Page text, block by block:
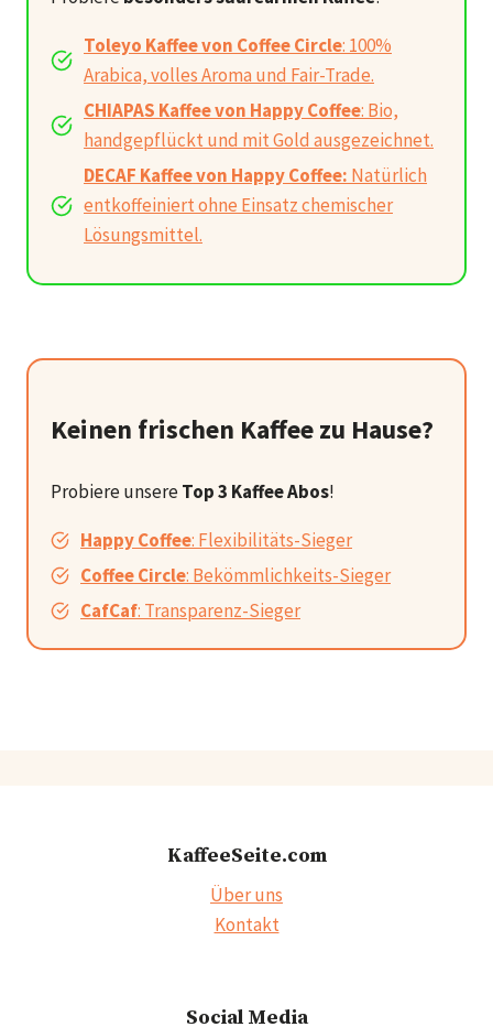
Toleyo Kaffee von Coffee Circle: 100%
Arabica, volles Aroma und Fair-Trade.
CHIAPAS Kaffee von Happy Coffee: Bio,
handgepflückt und mit Gold ausgezeichnet.
DECAF Kaffee von Happy Coffee: Natürlich
entkoffeiniert ohne Einsatz chemischer
Lösungsmittel.
Keinen frischen Kaffee zu Hause?
Probiere unsereTop 3 Kaffee Abos!
Happy Coffee: Flexibilitäts-Sieger
Coffee Circle: Bekömmlichkeits-Sieger
CafCaf: Transparenz-Sieger
KaffeeSeite.com
Über uns
Kontakt
Social Media